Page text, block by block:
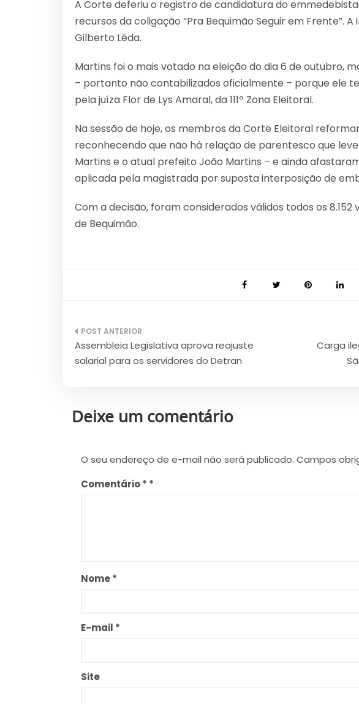
A Corte deferiu o registro de candidatura do
recursos da coligação “Pra Bequimão Seguir em Frente”.
Gilberto Léda.
Martins foi o mais votado na eleição do dia 6 de outubro,
– portanto não contabilizados oficialmente – porque ele
pela juíza Flor de Lys Amaral, da 111ª Zona Eleitoral.
Na sessão de hoje, os membros da Corte Eleitoral
reconhecendo que não há relação de parentesco que
Martins e o atual prefeito João Martins – e ainda
aplicada pela magistrada por suposta interposição de
Com a decisão, foram considerados válidos todos os
de Bequimão.
Navegação
de
Assembleia Legislativa aprova reajuste
salarial para os servidores do Detran
Carga
Deixe um comentário
O seu endereço de e-mail não será publicado. Campos
Comentário*
Nome*
E-mail *
Site